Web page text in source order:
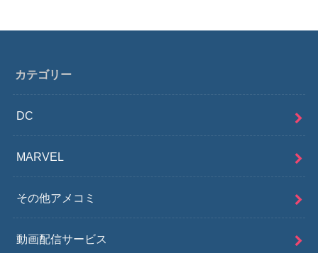
カテゴリー
DC
MARVEL
その他アメコミ
動画配信サービス